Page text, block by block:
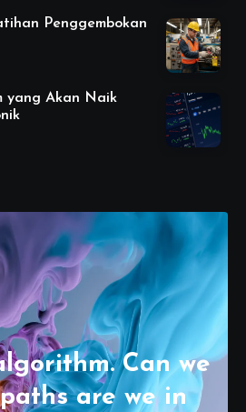
Penggembokan
yang Akan Naik
Can we
are we in